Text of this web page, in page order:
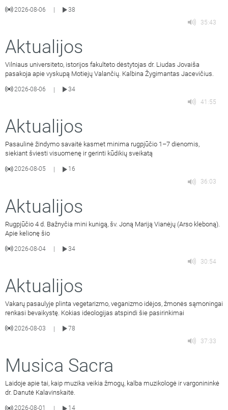
2026-08-06
38
35:43
Aktualijos
Vilniaus universiteto, istorijos fakulteto dėstytojas dr. Liudas Jovaiša
pasakoja apie vyskupą Motiejų Valančių. Kalbina Žygimantas Jacevičius.
2026-08-06 |
34
41:55
Aktualijos
Pasaulinė žindymo savaitė kasmet minima rugpjūčio 1–7 dienomis,
siekiant šviesti visuomenę ir gerinti kūdikių sveikatą
2026-08-05
16
36:03
Aktualijos
Rugpjūčio 4 d. Bažnyčia mini kunigą, šv. Joną Mariją Vianėjų (Arso kleboną).
Apie kelionę šio
2026-08-04
34
30:54
Aktualijos
Vakarų pasaulyje plinta vegetarizmo, veganizmo idėjos, žmonės sąmoningai
renkasi bevaikystę. Kokias ideologijas atspindi šie pasirinkimai
2026-08-03 |
78
37:33
Musica Sacra
Laidoje apie tai, kaip muzika veikia žmogų, kalba muzikologė ir vargonininkė
dr. Danutė Kalavinskaitė.
2026-08-01 14